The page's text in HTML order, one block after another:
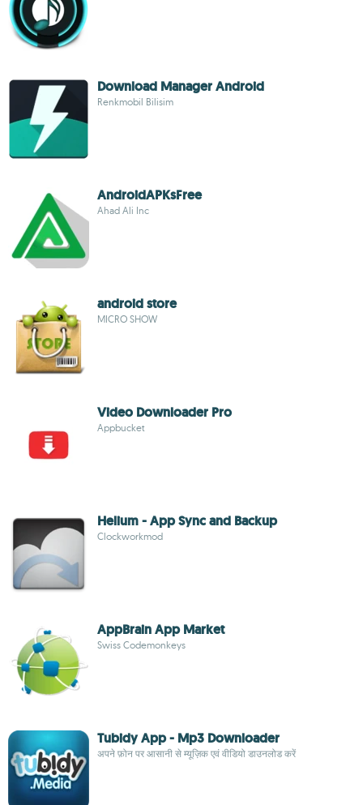
Download Manager Android
Renkmobil Bilisim
AndroidAPKsFree
Ahad Ali Inc
android store
MICRO SHOW
Video Downloader Pro
Appbucket
Helium - App Sync and Backup
Clockworkmod
AppBrain App Market
Swiss Codemonkeys
Tubidy App - Mp3 Downloader
अपने फ़ोन पर आसानी से म्यूज़िक एवं वीडियो डाउनलोड करें